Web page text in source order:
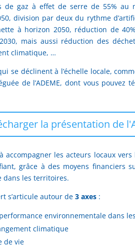
de gaz à effet de serre de 55% au
division par deux du rythme
à horizon 2050, réduction de
mais aussi réduction des
climatique, …
se déclinent à l’échelle locale,
de l’ADEME, dont vous pouvez
la présentation de
accompagner les acteurs locaux
grâce à des moyens financiers
dans les territoires.
s’articule autour de 3 axes :
environnementale dans
climatique
de vie